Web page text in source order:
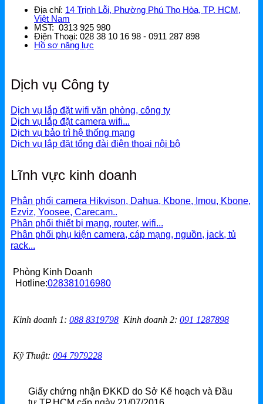
Địa chỉ: 14 Trịnh Lỗi, Phường Phú Thọ Hòa, TP. HCM,
Việt Nam
MST: 0313 925 980
Điện Thoại: 028 38 10 16 98 - 0911 287 898
Hồ sơ năng lực
Dịch vụ Công ty
Dịch vụ lắp đặt wifi văn phòng, công ty
Dịch vụ lắp đặt camera wifi...
Dịch vụ bảo trì hệ thống mạng
Dịch vụ lắp đặt tổng đài điện thoại nội bộ
Lĩnh vực kinh doanh
Phân phối camera Hikvison, Dahua, Kbone, Imou, Kbone,
Ezviz, Yoosee, Carecam..
Phân phối thiết bị mạng, router, wifi...
Phân phối phụ kiện camera, cáp mạng, nguồn, jack, tủ
rack...
Phòng Kinh Doanh
Hotline:028381016980
Kinh doanh 1: 088 8319798 Kinh doanh 2: 091 1287898
Kỹ Thuật: 094 7979228
Giấy chứng nhận ĐKKD do Sở Kế hoạch và Đầu